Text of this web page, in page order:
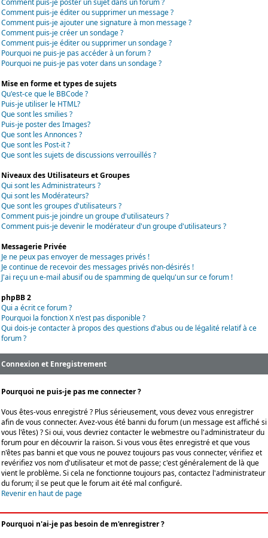
Comment puis-je poster un sujet dans un forum ?
Comment puis-je éditer ou supprimer un message ?
Comment puis-je ajouter une signature à mon message ?
Comment puis-je créer un sondage ?
Comment puis-je éditer ou supprimer un sondage ?
Pourquoi ne puis-je pas accéder à un forum ?
Pourquoi ne puis-je pas voter dans un sondage ?
Mise en forme et types de sujets
Qu'est-ce que le BBCode ?
Puis-je utiliser le HTML?
Que sont les smilies ?
Puis-je poster des Images?
Que sont les Annonces ?
Que sont les Post-it ?
Que sont les sujets de discussions verrouillés ?
Niveaux des Utilisateurs et Groupes
Qui sont les Administrateurs ?
Qui sont les Modérateurs?
Que sont les groupes d'utilisateurs ?
Comment puis-je joindre un groupe d'utilisateurs ?
Comment puis-je devenir le modérateur d'un groupe d'utilisateurs ?
Messagerie Privée
Je ne peux pas envoyer de messages privés !
Je continue de recevoir des messages privés non-désirés !
J'ai reçu un e-mail abusif ou de spamming de quelqu'un sur ce forum !
phpBB 2
Qui a écrit ce forum ?
Pourquoi la fonction X n'est pas disponible ?
Qui dois-je contacter à propos des questions d'abus ou de légalité relatif à ce
forum ?
Connexion et Enregistrement
Pourquoi ne puis-je pas me connecter ?
Vous êtes-vous enregistré ? Plus sérieusement, vous devez vous enregistrer
afin de vous connecter. Avez-vous été banni du forum (un message est affiché si
vous l'êtes) ? Si oui, vous devriez contacter le webmestre ou l'administrateur du
forum pour en découvrir la raison. Si vous vous êtes enregistré et que vous
n'êtes pas banni et que vous ne pouvez toujours pas vous connecter, vérifiez et
revérifiez vos nom d'utilisateur et mot de passe; c'est généralement de là que
vient le problème. Si cela ne fonctionne toujours pas, contactez l'administrateur
du forum; il se peut que le forum ait été mal configuré.
Revenir en haut de page
Pourquoi n'ai-je pas besoin de m'enregistrer ?